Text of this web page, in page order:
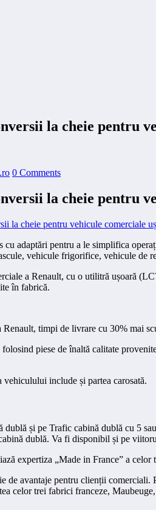
la cheie pentru
0 Comments
la cheie pentru
adaptări pentru a le simplifica
vehicule frigorifice, vehicule de
a Renault, cu o utilitră ușoară
în fabrică.
timpi de livrare cu 30% mai
piese de înaltă calitate
vehiculului include și partea carosată.
și pe Trafic cabină dublă cu 5
dublă. Va fi disponibil și pe
expertiza „Made in France” a
de avantaje pentru clienții
celor trei fabrici franceze,